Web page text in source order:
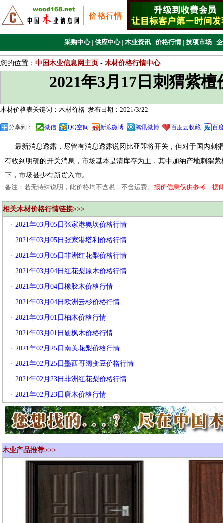
采购中心 | 供应中心 | 木业资讯 | 价格行情 | 技项市场 |
您的位置： 中国木业信息网主页 - 木材价格行情中心
2021年3月17日刺猬紫檀
木材价格表关键词：木材价格 发布日期：2021/3/22
分享到： 微信 QQ空间 新浪微博 腾讯微博 百度云收藏 百
最新消息透露，尽管有消息透露说冈比亚即将开关，但对于国内刺
有收到明确的开关消息，市场基本是清库存为主，其中加纳产地刺猬
下，市场甚少有新货入市。
备注：若无特殊说明，此价格均不含税，不含运费。 报价信息仅供参考，据
相关木材价格行情链接>>>
· 2021年03月05日张家港奥坎价格行情
· 2021年03月05日张家港塔利价格行情
· 2021年03月05日非洲红花梨价格行情
· 2021年03月04日红花梨原木价格行情
· 2021年03月04日橡胶木价格行情
· 2021年03月04日欧洲云杉价格行情
· 2021年03月01日柚木价格行情
· 2021年03月01日硬枫木价格行情
· 2021年02月25日南美花梨价格行情
· 2021年02月25日墨西哥阔变豆价格行情
· 2021年02月23日非洲红花梨价格行情
· 2021年02月23日唐木价格行情
木业产品推荐>>>